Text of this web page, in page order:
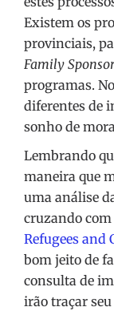
Existem os
provinciais,
Family
programas.
diferentes de
sonho de
Lembrando
maneira que
uma análise
cruzando
Refugees and
bom jeito de
consulta de
irão traçar